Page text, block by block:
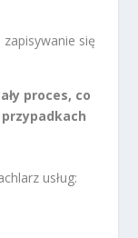
się
proces, co
usług: